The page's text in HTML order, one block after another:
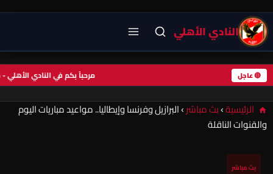
النادي الأهلي
🔴 عاجل مرحباً بكم في النادي
الرئيسية›بث مباشر›البرازيل وفرنسا وإيطاليا.. مواعيد مباريات اليوم
والقنوات الناقلة
بث مباشر